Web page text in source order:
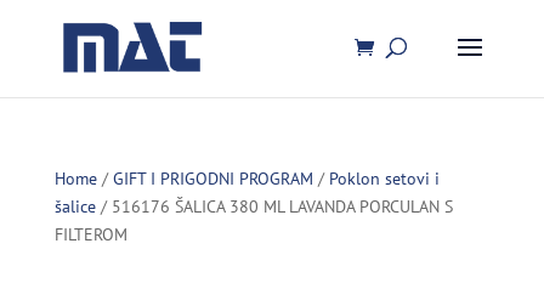
Home/GIFT I PRIGODNI PROGRAM / Poklon setovi i
šalice/ 516176 ŠALICA 380 ML LAVANDA PORCULAN S
FILTEROM